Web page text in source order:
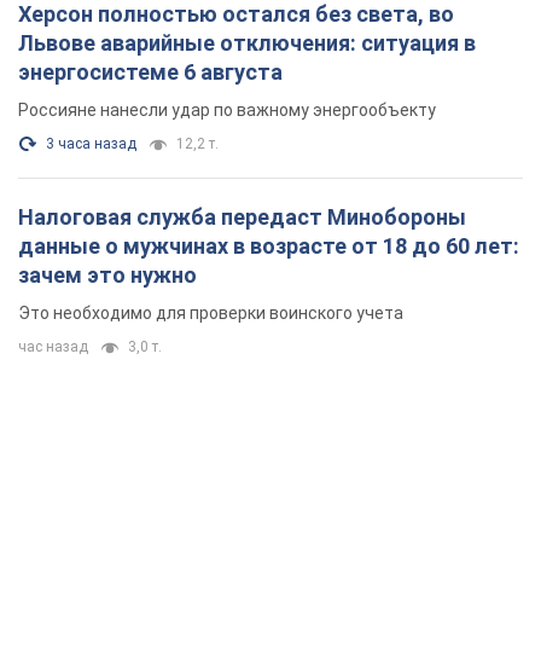
Херсон полностью остался без света, во
Львове аварийные отключения: ситуация в
энергосистеме 6 августа
Россияне нанесли удар по важному энергообъекту
3 часа назад 12,2 т.
Налоговая служба передаст Минобороны
данные о мужчинах в возрасте от 18 до 60 лет:
зачем это нужно
Это необходимо для проверки воинского учета
час назад 3,0 т.